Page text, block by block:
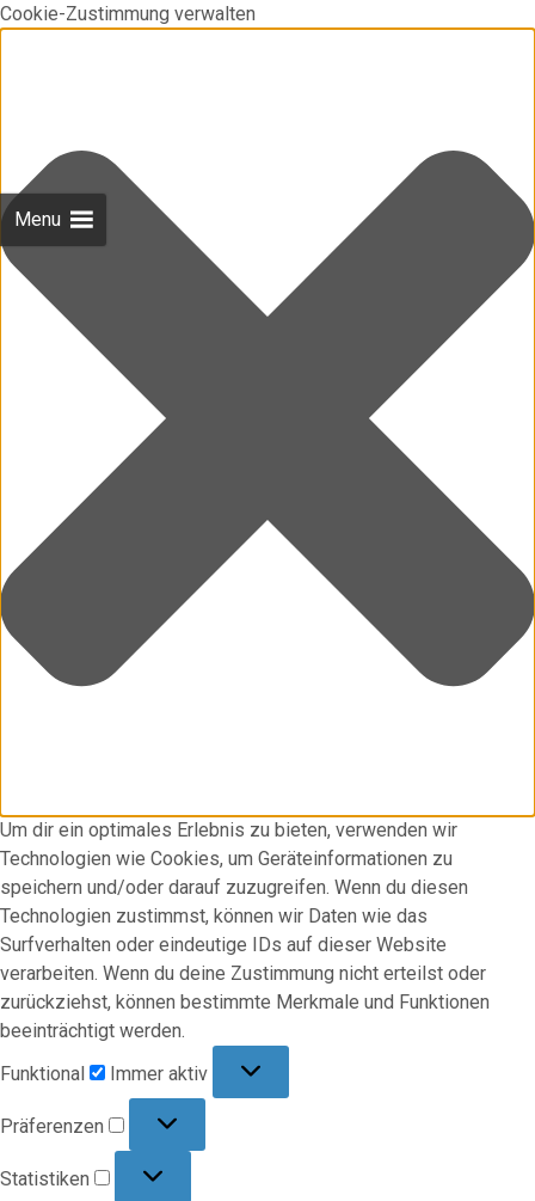
Cookie-Zustimmung verwalten
Um dir ein optimales Erlebnis zu bieten, verwenden wir
Technologien wie Cookies, um Geräteinformationen zu
speichern und/oder darauf zuzugreifen. Wenn du diesen
Technologien zustimmst, können wir Daten wie das
Surfverhalten oder eindeutige IDs auf dieser Website
verarbeiten. Wenn du deine Zustimmung nicht erteilst oder
zurückziehst, können bestimmte Merkmale und Funktionen
beeinträchtigt werden.
Funktional
Immer aktiv
Präferenzen
Statistiken
Menu